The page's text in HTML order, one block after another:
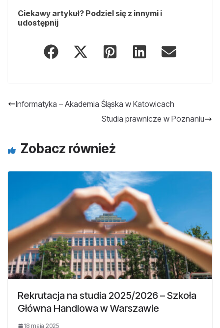
Ciekawy artykuł? Podziel się z innymi i
udostępnij
Informatyka – Akademia Śląska w Katowicach
Studia prawnicze w Poznaniu
Zobacz również
Rekrutacja na studia 2025/2026 – Szkoła
Główna Handlowa w Warszawie
18 maja 2025